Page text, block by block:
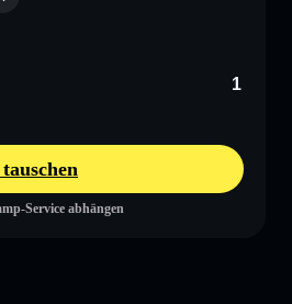
Service abhängen